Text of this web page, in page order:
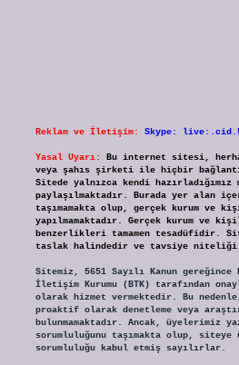
Reklam ve İletişim: Skype:
Yasal Uyarı:
Bu internet sitesi,
veya şahıs şirketi ile hiçbir
Sitede yalnızca kendi hazırladığımız
paylaşılmaktadır. Burada yer alan
taşımamakta olup, gerçek kurum ve
yapılmamaktadır. Gerçek kurum ve
benzerlikleri tamamen tesadüfidir.
taslak halindedir ve tavsiye niteliği
Sitemiz, 5651 Sayılı Kanun
İletişim Kurumu (BTK) tarafından
olarak hizmet vermektedir. Bu
proaktif olarak denetleme veya
bulunmamaktadır. Ancak, üyelerimiz
sorumluluğunu taşımakta olup, siteye
sorumluluğu kabul etmiş sayılırlar.